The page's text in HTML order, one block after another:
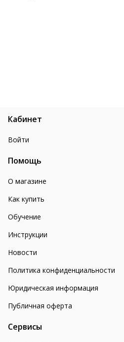
Кабинет
Войти
Помощь
О магазине
Как купить
Обучение
Инструкции
Новости
Политика конфиденциальности
Юридическая информация
Публичная оферта
Сервисы